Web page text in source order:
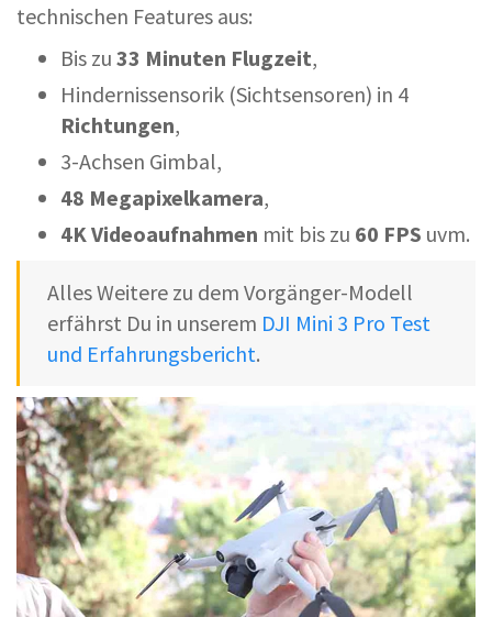
technischen Features aus:
Bis zu 33 Minuten Flugzeit,
Hindernissensorik (Sichtsensoren) in 4
Richtungen,
3-Achsen Gimbal,
48 Megapixelkamera,
4K Videoaufnahmen mit bis zu 60 FPS uvm.
Alles Weitere zu dem Vorgänger-Modell
erfährst Du in unserem DJI Mini 3 Pro Test
und Erfahrungsbericht.